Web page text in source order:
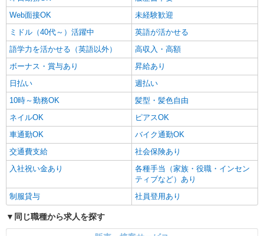
Web面接OK
未経験歓迎
ミドル（40代～）活躍中
英語が活かせる
語学力を活かせる（英語以外）
高収入・高額
ボーナス・賞与あり
昇給あり
日払い
週払い
10時～勤務OK
髪型・髪色自由
ネイルOK
ピアスOK
車通勤OK
バイク通勤OK
交通費支給
社会保険あり
入社祝い金あり
各種手当（家族・役職・インセン
ティブなど）あり
制服貸与
社員登用あり
同じ職種から求人を探す